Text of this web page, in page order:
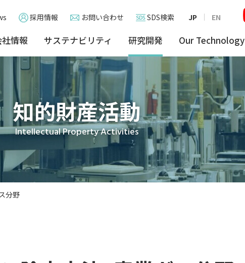
採用情報 お問い合わせ SDS検索 JP EN
社情報 サステナビリティ 研究開発 Our Technology
知的財産活動
Intellectual Property Activities
分野